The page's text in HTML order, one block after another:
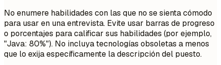
No enumere habilidades con las que no se sienta cómodo
para usar en una entrevista. Evite usar barras de progreso
o porcentajes para calificar sus habilidades (por ejemplo,
"Java: 80%"). No incluya tecnologías obsoletas a menos
que lo exija específicamente la descripción del puesto.